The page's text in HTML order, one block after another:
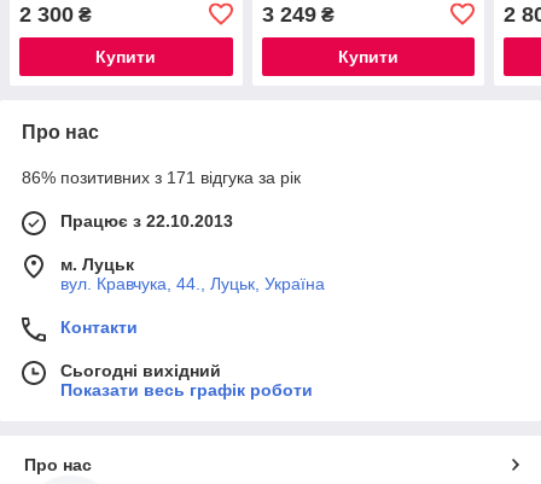
2 300 ₴
Купити
3 249₴
Купити
2
Про нас
86% позитивних з 171 відгука за рік
Працює з 22.10.2013
м. Луцьк
вул. Кравчука, 44., Луцьк, Україна
Контакти
Сьогодні вихідний
Показати весь графік роботи
Про нас